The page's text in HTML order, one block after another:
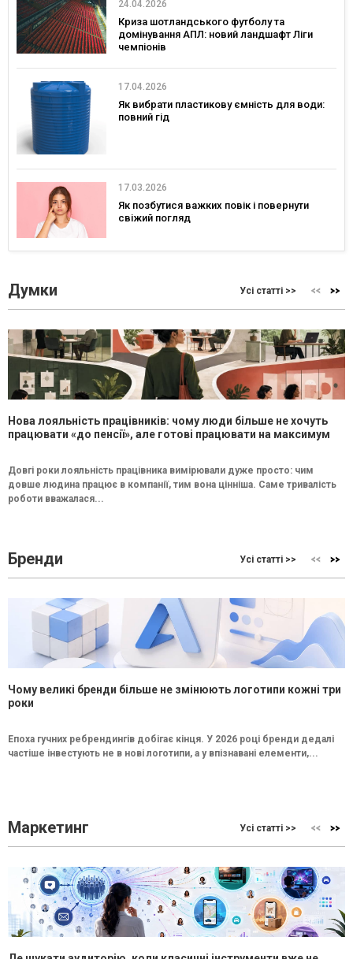
24.04.2026
Криза шотландського футболу та
домінування АПЛ: новий ландшафт Ліги
чемпіонів
17.04.2026
Як вибрати пластикову ємність для води:
повний гід
17.03.2026
Як позбутися важких повік і повернути
свіжий погляд
Думки Усі статті >>
Нова лояльність працівників: чому люди більше не хочуть
працювати «до пенсії», але готові працювати на максимум
Довгі роки лояльність працівника вимірювали дуже просто: чим
довше людина працює в компанії, тим вона цінніша. Саме тривалість
роботи вважалася...
Бренди Усі статті >>
Чому великі бренди більше не змінюють логотипи кожні три
роки
Епоха гучних ребрендингів добігає кінця. У 2026 році бренди дедалі
частіше інвестують не в нові логотипи, а у впізнавані елементи,...
Маркетинг Усі статті >>